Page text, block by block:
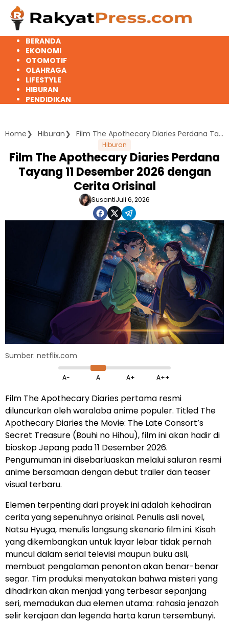
Langsung
konten
BERANDA
EKONOMI
OTOMOTIF
OLAHRAGA
LIFESTYLE
HIBURAN
PENDIDIKAN
Home Hiburan Film The Apothecary Diaries Perdana Tayang 11 Desember 2026 dengan Cerita Orisinal
Hiburan
Film The Apothecary Diaries Perdana
Tayang 11 Desember 2026 dengan
Cerita Orisinal
SusantiJuli 6, 2026
Sumber: netflix.com
A- A A+ A++
Film The Apothecary Diaries pertama resmi
diluncurkan oleh waralaba anime populer. Titled The
Apothecary Diaries the Movie: The Late Consort’s
Secret Treasure (Bouhi no Hihou), film ini akan hadir di
bioskop Jepang pada 11 Desember 2026.
Pengumuman ini disebarluaskan melalui saluran resmi
anime bersamaan dengan debut trailer dan teaser
visual terbaru.
Elemen terpenting dari proyek ini adalah kehadiran
cerita yang sepenuhnya orisinal. Penulis asli novel,
Natsu Hyuga, menulis langsung skenario film ini. Kisah
yang dikembangkan untuk layar lebar tidak pernah
muncul dalam serial televisi maupun buku asli,
membuat pengalaman penonton akan benar-benar
segar. Tim produksi menyatakan bahwa misteri yang
dihadirkan akan menjadi yang terbesar sepanjang
seri, memadukan dua elemen utama: rahasia jenazah
selir kerajaan dan legenda harta karun tersembunyi.